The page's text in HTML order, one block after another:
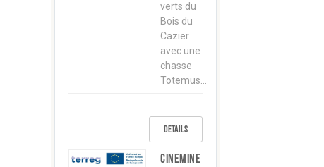
verts du
Bois du
Cazier
avec une
chasse
Totemus…
Details
CINEMINE